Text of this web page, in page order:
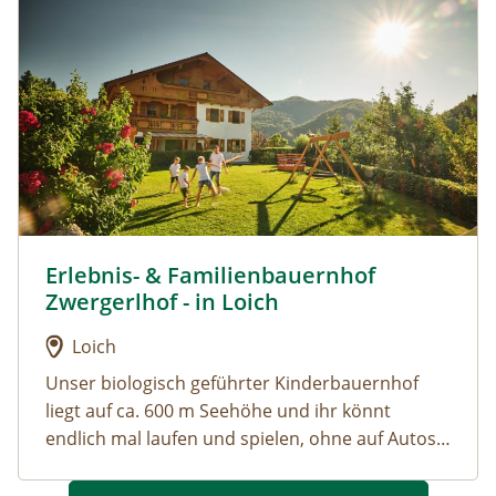
dem Haus sowie viele Tretfahrzeuge. Für noch
mehr Einsamkeit empfehlen wir unser ruhigen
Ecken am Hofgelände bzw. die unzählichen
Wander- und Spazierwege in unserem Tal.
Urlaub am Bauernhof: Erlebnis- & Familienbauernhof
Erlebnis- & Familienbauernhof
Zwergerlhof - in Loich
Loich
Unser biologisch geführter Kinderbauernhof
liegt auf ca. 600 m Seehöhe und ihr könnt
endlich mal laufen und spielen, ohne auf Autos